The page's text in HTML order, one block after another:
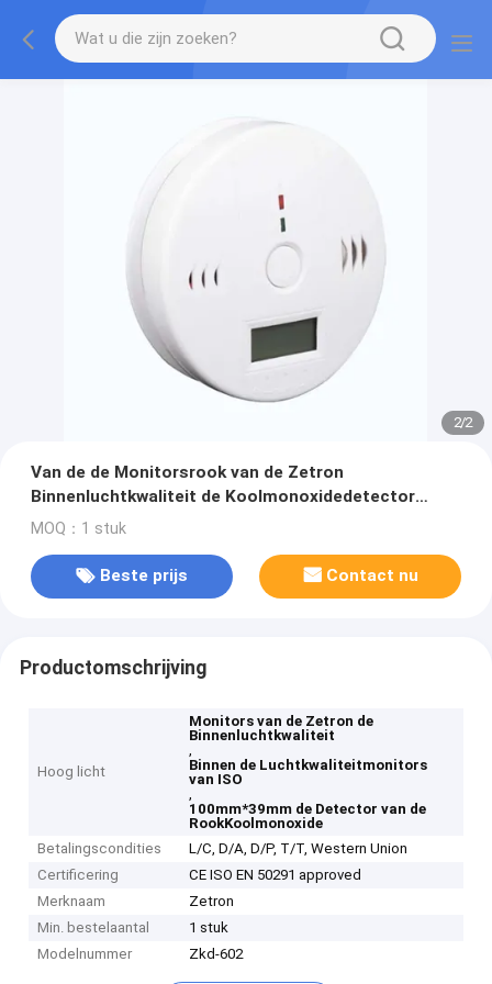
2/2
Van de de Monitorsrook van de Zetron
Binnenluchtkwaliteit de Koolmonoxidedetector
100mm*39mm
MOQ：1 stuk
Beste prijs Contact nu
Productomschrijving
Hoog licht
Monitors van de Zetron de
Binnenluchtkwaliteit
,
Binnen de Luchtkwaliteitmonitors
van ISO
,
100mm*39mm de Detector van de
RookKoolmonoxide
Betalingscondities
L/C, D/A, D/P, T/T, Western Union
Certificering
CE ISO EN 50291 approved
Merknaam
Zetron
Min. bestelaantal
1 stuk
Modelnummer
Zkd-602